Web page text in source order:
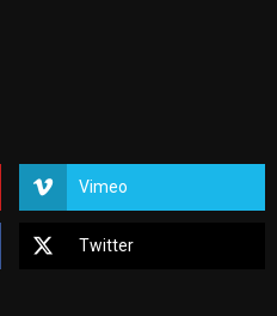
Vimeo
Twitter